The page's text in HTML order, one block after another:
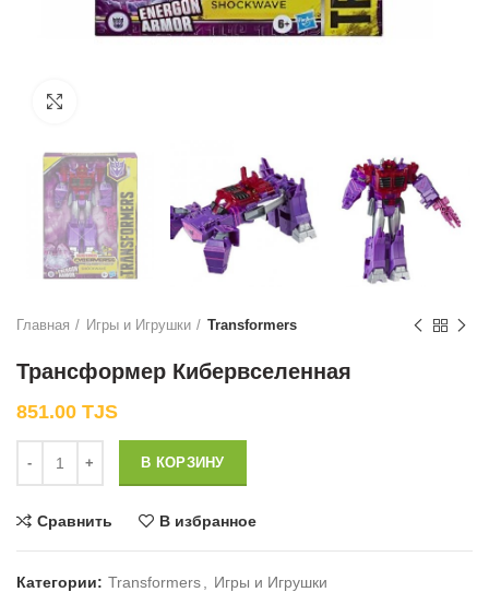
Главная Игры и Игрушки Transformers
Трансформер Кибервселенная
851.00 TJS
В КОРЗИНУ
Сравнить В избранное
Категории: Transformers Игры и Игрушки